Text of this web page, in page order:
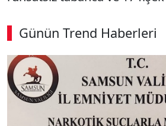
Günün Trend Haberleri
00:02 / 09:08